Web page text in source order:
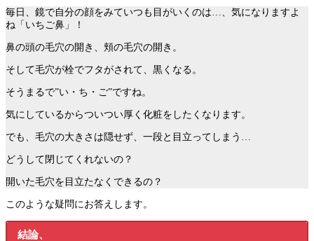
毎日、鏡で自分の顔をみていつも目がいくのは…、気になりますよ
ね「いちご鼻」！
鼻の頭の毛穴の開き、頬の毛穴の開き。
そして毛穴が栓でフタがされて、黒くなる。
そうまるで”い・ち・ご”ですね。
気にしているからついつい厚く化粧をしたくなります。
でも、毛穴の大きさは隠せず、一段と目立ってしまう…
どうして閉じてくれないの？
開いた毛穴を目立たなくできるの？
このような疑問にお答えします。
結論、